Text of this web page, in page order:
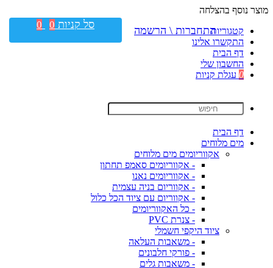
מוצר נוסף בהצלחה
קטגוריות
התקשרו אלינו
דף הבית
החשבון שלי
0 עגלת קניות
דף הבית
מים מלוחים
אקווריומים מים מלוחים
- אקווריומים סאמפ תחתון
- אקווריומים נאנו
- אקווריום בניה עצמית
- אקווריום עם ציוד הכל כלול
- כל האקווריומים
- צנרת PVC
ציוד היקפי חשמלי
- משאבות העלאה
- פורקי חלבונים
- משאבות גלים
התחברות \ הרשמה סל קניות 0
0